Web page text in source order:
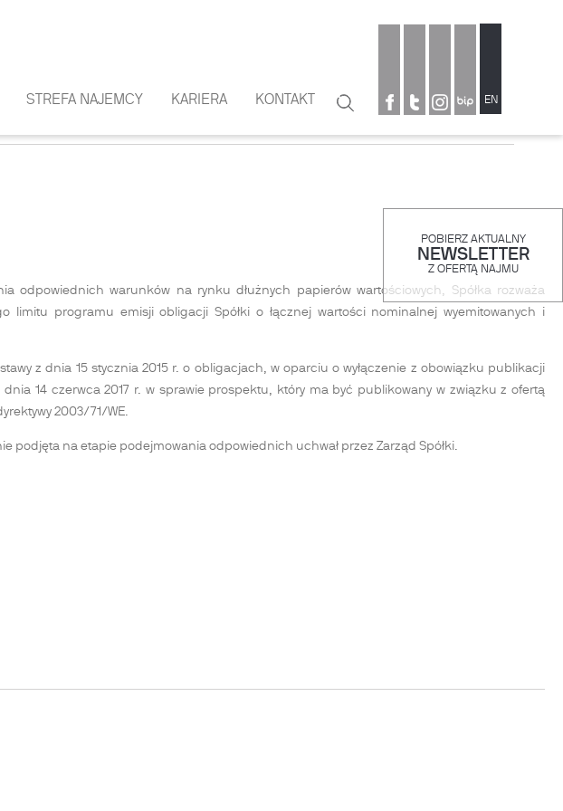
POBIERZ AKTUALNY
NEWSLETTER
Z OFERTĄ NAJMU
STREFA NAJEMCY KARIERA KONTAKT
Formularz
wyszukiwania
Szukaj EN
odpowiednich warunków na rynku dłużnych papierów wartościowych, Spółka rozważa
programu emisji obligacji Spółki o łącznej wartości nominalnej wyemitowanych i
z dnia 15 stycznia 2015 r. o obligacjach, w oparciu o wyłączenie z obowiązku publikacji
14 czerwca 2017 r. w sprawie prospektu, który ma być publikowany w związku z ofertą
2003/71/WE.
podjęta na etapie podejmowania odpowiednich uchwał przez Zarząd Spółki.